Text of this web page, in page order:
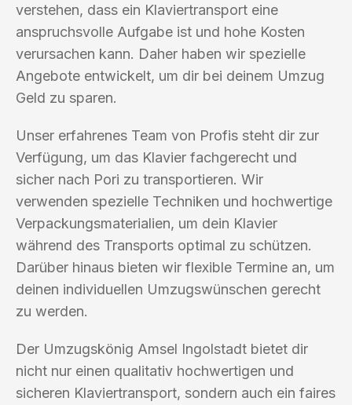
verstehen, dass ein Klaviertransport eine
anspruchsvolle Aufgabe ist und hohe Kosten
verursachen kann. Daher haben wir spezielle
Angebote entwickelt, um dir bei deinem Umzug
Geld zu sparen.
Unser erfahrenes Team von Profis steht dir zur
Verfügung, um das Klavier fachgerecht und
sicher nach Pori zu transportieren. Wir
verwenden spezielle Techniken und hochwertige
Verpackungsmaterialien, um dein Klavier
während des Transports optimal zu schützen.
Darüber hinaus bieten wir flexible Termine an, um
deinen individuellen Umzugswünschen gerecht
zu werden.
Der Umzugskönig Amsel Ingolstadt bietet dir
nicht nur einen qualitativ hochwertigen und
sicheren Klaviertransport, sondern auch ein faires